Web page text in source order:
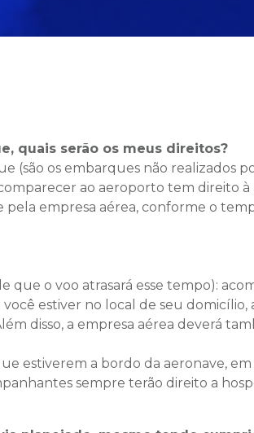
quais serão os meus direitos?
(são os embarques não realizados
ao aeroporto tem direito à
empresa aérea, conforme o
que o voo atrasará esse tempo):
estiver no local de seu
disso, a empresa aérea deverá
estiverem a bordo da aeronave,
sempre terão direito a